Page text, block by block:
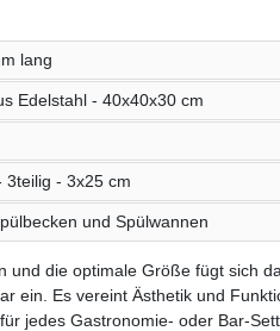
lang
Edelstahl - 40x40x30 cm
3teilig - 3x25 cm
und Spülwannen
und die optimale Größe fügt sich
ein. Es vereint Ästhetik und
jedes Gastronomie- oder Bar-